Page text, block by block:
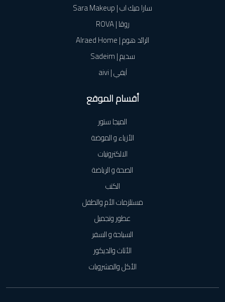
سارا ميك اب | Sara Makeup
روڤا | ROVA
الرائد هوم | Alraed Home
سديم | Sadeim
آيفي | aivi
أقسام الموقع
الميجا ستور
الأزياء و الموضة
الالكترونيات
الصحة و الرياضة
الكتب
مستلزمات الأم والطفل
عطور وتجميل
السياحة و السفر
الأثاث والديكور
الأكل والمشروبات